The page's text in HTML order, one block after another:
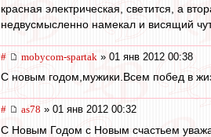
красная электрическая, светится, а
недвусмысленно намекал и висящий
# mobycom-spartak » 01 янв 2012 00:38
С новым годом,мужики.Всем побед в
# as78 » 01 янв 2012 00:32
С Новым Годом с Новым счастьем